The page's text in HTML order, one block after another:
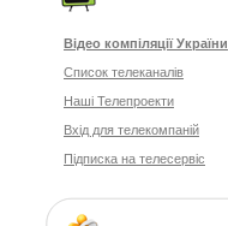
Відео компіляції України
Список телеканалів
Наші Телепроекти
Вхід для телекомпаній
Підписка на телесервіс